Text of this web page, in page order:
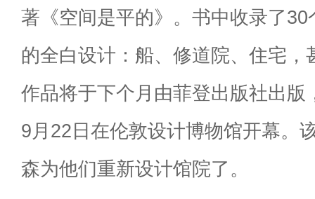
著《空间是平的》。书中收录了
的全白设计：船、修道院、住宅，
作品将于下个月由菲登出版社出版
9月22日在伦敦设计博物馆开幕。
森为他们重新设计馆院了。